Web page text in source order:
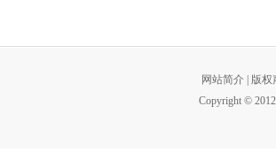
网站简介
版权
Copyright ©